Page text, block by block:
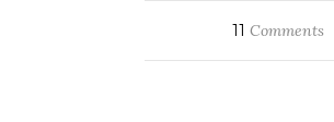
11 Comments